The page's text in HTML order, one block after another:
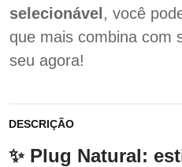
selecionável , você
que mais combina com
seu agora!
DESCRIÇÃO
✨ Plug Natural: